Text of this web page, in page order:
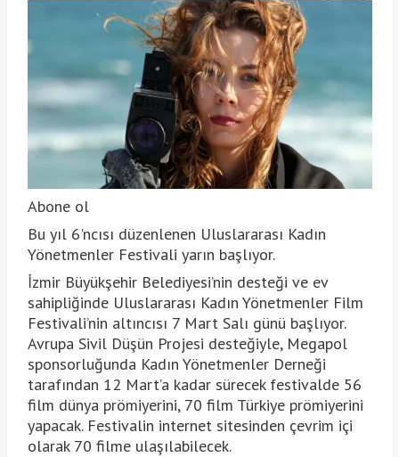
Abone ol
Bu yıl 6'ncısı düzenlenen Uluslararası Kadın
Yönetmenler Festivali yarın başlıyor.
İzmir Büyükşehir Belediyesi’nin desteği ve ev
sahipliğinde Uluslararası Kadın Yönetmenler Film
Festivali’nin altıncısı 7 Mart Salı günü başlıyor.
Avrupa Sivil Düşün Projesi desteğiyle, Megapol
sponsorluğunda Kadın Yönetmenler Derneği
tarafından 12 Mart’a kadar sürecek festivalde 56
film dünya prömiyerini, 70 film Türkiye prömiyerini
yapacak. Festivalin internet sitesinden çevrim içi
olarak 70 filme ulaşılabilecek.